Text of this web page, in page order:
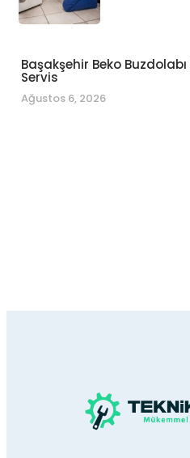
Başakşehir Beko
Servis
Ağustos 6, 2026